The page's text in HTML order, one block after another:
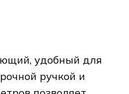
удобный для
ручкой и